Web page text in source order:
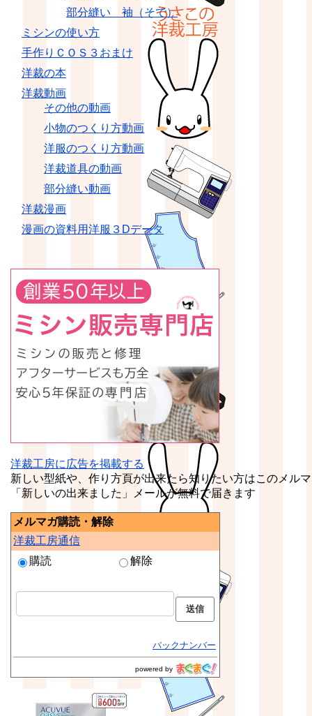
部分縫い 袖（そで）
ミシンの使い方
手作りＣＯＳ３おまけ
洋裁の本
洋裁動画
その他の動画
小物のつくり方動画
洋服のつくり方動画
洋裁道具の動画
部分縫い動画
洋裁漫画
漫画の資料用洋服３Dデータ
洋裁工房に広告を掲載する
新しい型紙や、作り方頁が出来たら知りたい方はこのメル
「新しいの出来ました」メールが無料で届きます
メルマガ購読・解除
洋裁工房通信
購読
解除
バックナンバー
powered by